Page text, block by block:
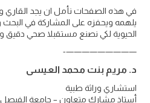
في هذه الصفحات نأمل ان يجد القاري
يلهمه ويحفزه على المشاركة في البحث
الحيوية لكي نصنع مستقبلا صحي دقيق
—————————-
د. مريم بنت محمد العيسى
استشاري وراثة طبية
أستاذ مشارك متعاون – جامعة الفيصل